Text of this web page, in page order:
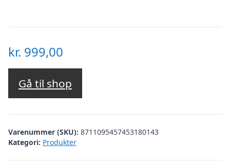
kr. 999,00
Gå til shop
Varenummer (SKU): 8711095457453180143
Kategori: Produkter